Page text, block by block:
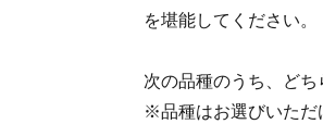
を堪能してください。
次の品種のうち、どち
※品種はお選びいただ